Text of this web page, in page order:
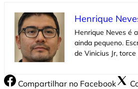
Henrique
Henrique Neves é
ainda pequeno.
de Vinicius Jr,
Compartilhar no Facebook